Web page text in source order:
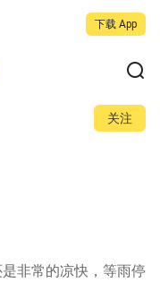
下载 App
关注
非常的凉快，等雨停